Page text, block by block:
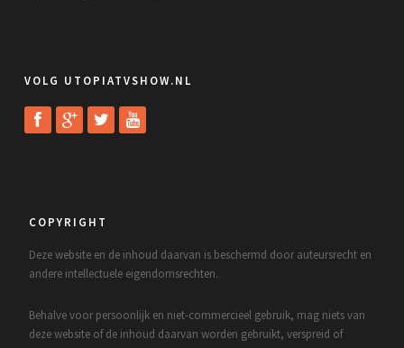
VOLG UTOPIATVSHOW.NL
COPYRIGHT
Deze website en de inhoud daarvan is beschermd door auteursrecht en
andere intellectuele eigendomsrechten.
Behalve voor persoonlijk en niet-commercieel gebruik, mag niets van
deze website of de inhoud daarvan worden gebruikt, verspreid of